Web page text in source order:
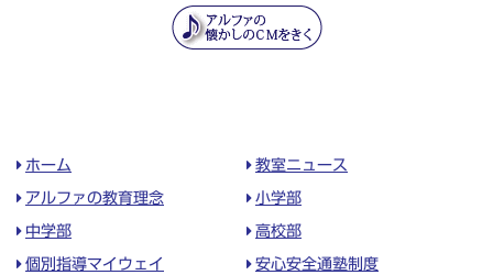
ホーム 教室ニュース
アルファの教育理念 小学部
中学部 高校部
個別指導マイウェイ 安心安全通塾制度